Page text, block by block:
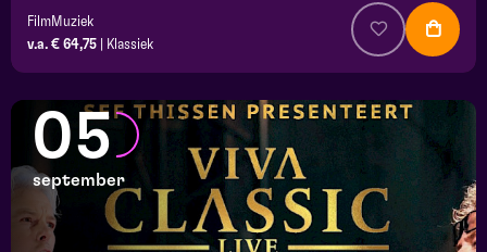
FilmMuziek
v.a. € 64,75
Klassiek
05
september